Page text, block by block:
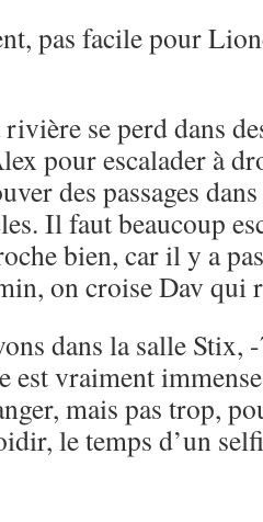
pas facile pour
se perd dans
pour escalader à
des passages
Il faut beaucoup
bien, car il y a
on croise Dav qui
dans la salle Stix,
est vraiment
mais pas trop,
le temps d’un